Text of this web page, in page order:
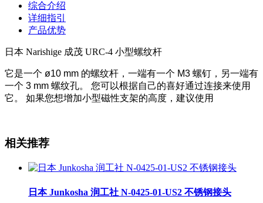
综合介绍
详细指引
产品优势
日本 Narishige 成茂 URC-4 小型螺纹杆
它是一个 ø10 mm 的螺纹杆，一端有一个 M3 螺钉，另一端有
一个 3 mm 螺纹孔。 您可以根据自己的喜好通过连接来使用
它。 如果您想增加小型磁性支架的高度，建议使用
相关推荐
日本 Junkosha 润工社 N-0425-01-US2 不锈钢接头